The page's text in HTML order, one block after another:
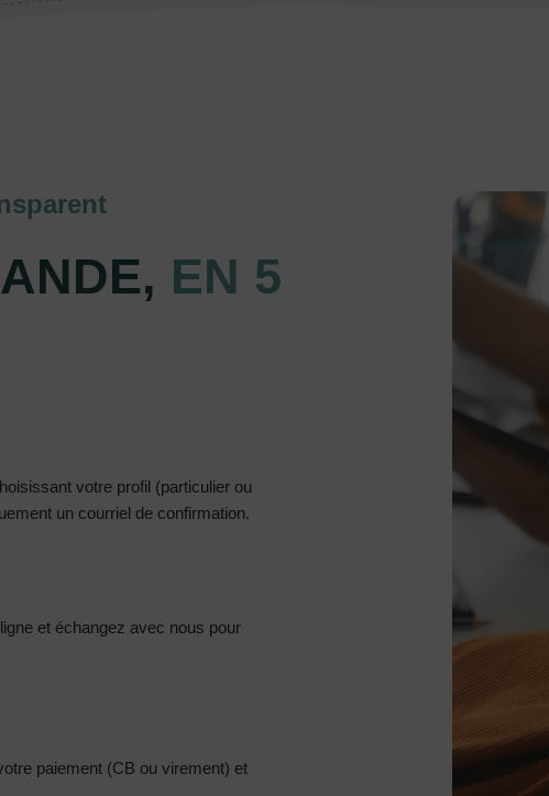
EN 5
votre profil (particulier ou
un courriel de confirmation.
et échangez avec nous pour
paiement (CB ou virement) et